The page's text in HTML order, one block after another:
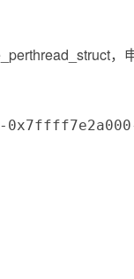
，
- 0x7ffff7e2a000